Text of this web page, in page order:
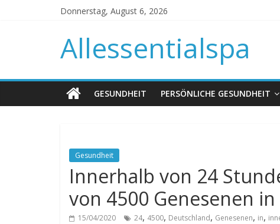
Donnerstag, August 6, 2026
Allessentialspa
GESUNDHEIT PERSÖNLICHE GESUNDHEIT
Gesundheit
Innerhalb von 24
von 4500 Genesenen
15/04/2020 24, 4500, Deutschland, Genesenen, in,